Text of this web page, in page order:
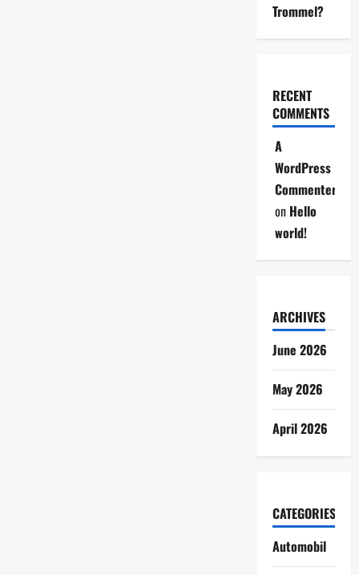
Trommel?
RECENT
COMMENTS
A
WordPress
Commenter
on Hello
world!
ARCHIVES
June 2026
May 2026
April 2026
CATEGORIES
Automobil